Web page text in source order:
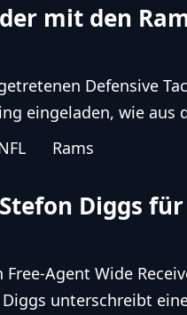
mit den
Defensive
eingeladen, wie aus
Rams
Diggs
Agent Wide
unterschreibt